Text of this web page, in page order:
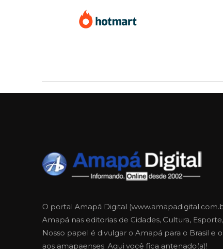
O portal Amapá Digital
Amapá nas editorias de Cidades, Cultura,
Nosso papel é divulgar o Amapá para o Brasil
aos amapaenses. Aqui você fica antenado(a)!